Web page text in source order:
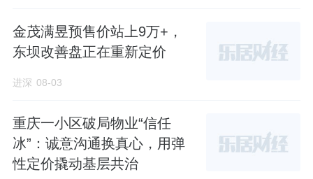
金茂满昱预售价站上9万+，
东坝改善盘正在重新定价
进深 08-03
重庆一小区破局物业“信任
冰”：诚意沟通换真心，用弹
性定价撬动基层共治